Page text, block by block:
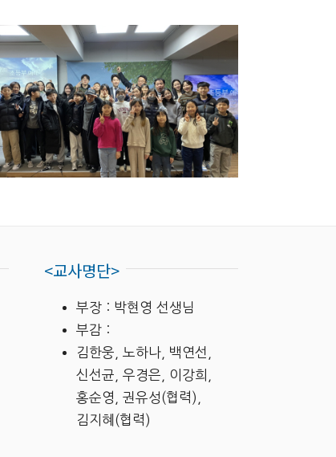
<교사명단>
부장 : 박현영 선생님
부감 :
김한웅
노하나 백연선
신선균
우경은 이강희
홍순영
권유성(협력 ),
김지혜 (협력 )